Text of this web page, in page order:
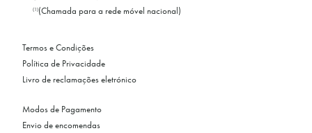
(1)(Chamada para a rede móvel nacional)
Termos e Condições
Política de Privacidade
Livro de reclamações eletrónico
Modos de Pagamento
Envio de encomendas